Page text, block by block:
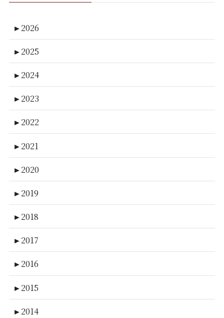
►2026
►2025
►2024
►2023
►2022
►2021
►2020
►2019
►2018
►2017
►2016
►2015
►2014